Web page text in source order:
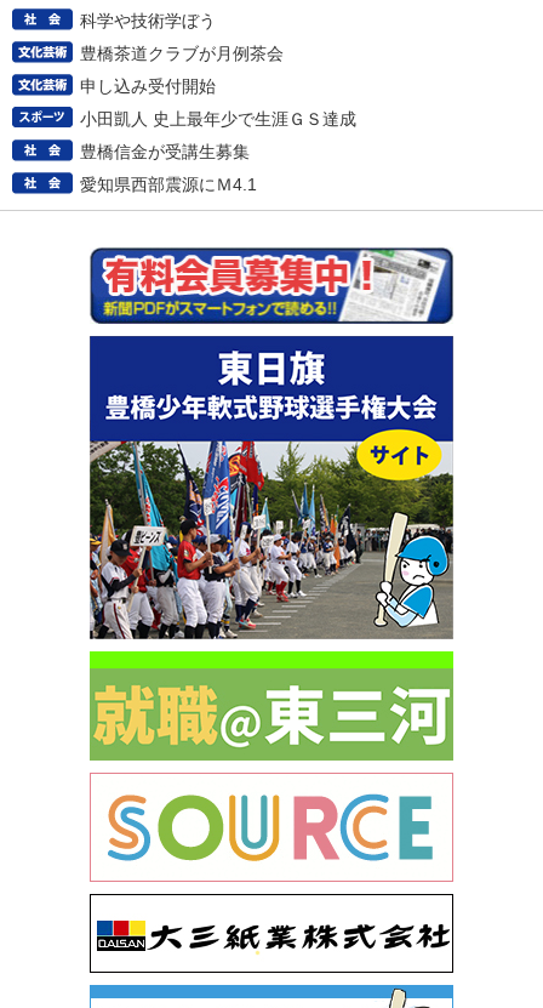
科学や技術学ぼう
豊橋茶道クラブが月例茶会
申し込み受付開始
小田凱人 史上最年少で生涯ＧＳ達成
豊橋信金が受講生募集
愛知県西部震源にＭ4.1